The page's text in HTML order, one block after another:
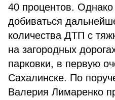
40 процентов.
добиваться
количества ДТП с
на загородных
парковки, в первую
Сахалинске. По
Валерия Лимаренко